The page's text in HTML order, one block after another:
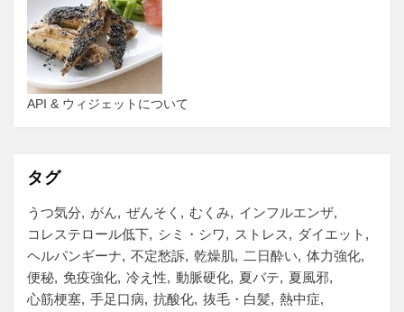
API & ウィジェットについて
タグ
うつ気分 がん ぜんそく むくみ
インフルエンザ
コレステロール低下
シミ・シワ ストレス
ダイエット
ヘルパンギーナ
不定愁訴 乾燥肌 二日酔い
体力強化
便秘 免疫強化 冷え性 動脈硬化 夏バテ
夏風邪
心筋梗塞 手足口病 抗酸化 抜毛・白髪 熱中症